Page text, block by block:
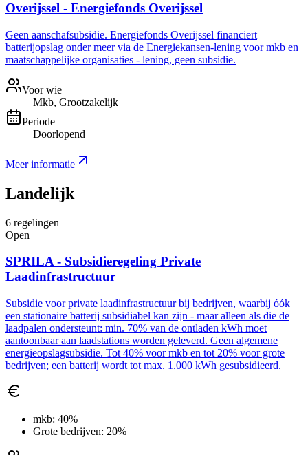
Overijssel - Energiefonds Overijssel
Geen aanschafsubsidie. Energiefonds Overijssel financiert
batterijopslag onder meer via de Energiekansen-lening voor mkb en
maatschappelijke organisaties - lening, geen subsidie.
Voor wie
Mkb, Grootzakelijk
Periode
Doorlopend
Meer informatie
Landelijk
6 regelingen
Open
SPRILA - Subsidieregeling Private
Laadinfrastructuur
Subsidie voor private laadinfrastructuur bij bedrijven, waarbij óók
een stationaire batterij subsidiabel kan zijn - maar alleen als die de
laadpalen ondersteunt: min. 70% van de ontladen kWh moet
aantoonbaar aan laadstations worden geleverd. Geen algemene
energieopslagsubsidie. Tot 40% voor mkb en tot 20% voor grote
bedrijven; een batterij wordt tot max. 1.000 kWh gesubsidieerd.
mkb: 40%
Grote bedrijven: 20%